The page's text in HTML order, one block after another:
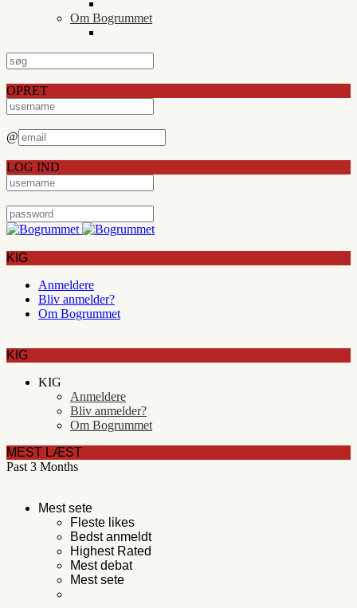
Om Bogrummet
OPRET
@
LOG IND
KIG
Anmeldere
Bliv anmelder?
Om Bogrummet
KIG
KIG
Anmeldere
Bliv anmelder?
Om Bogrummet
MEST LÆST
Past 3 Months
Mest sete
Fleste likes
Bedst anmeldt
Highest Rated
Mest debat
Mest sete